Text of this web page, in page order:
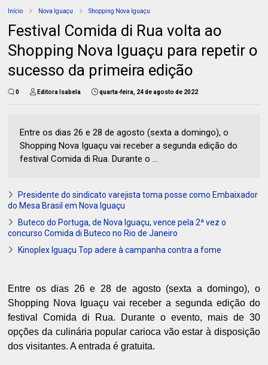
Início Nova Iguaçu Shopping Nova Iguaçu
Festival Comida di Rua volta ao
Shopping Nova Iguaçu para repetir o
sucesso da primeira edição
0 Editora Isabela quarta-feira, 24 de agosto de 2022
Entre os dias 26 e 28 de agosto (sexta a domingo), o
Shopping Nova Iguaçu vai receber a segunda edição do
festival Comida di Rua. Durante o ...
Presidente do sindicato varejista toma posse como Embaixador
do Mesa Brasil em Nova Iguaçu
Buteco do Portuga, de Nova Iguaçu, vence pela 2ª vez o
concurso Comida di Buteco no Rio de Janeiro
Kinoplex Iguaçu Top adere à campanha contra a fome
Entre os dias 26 e 28 de agosto (sexta a domingo), o
Shopping Nova Iguaçu vai receber a segunda edição do
festival Comida di Rua. Durante o evento, mais de 30
opções da culinária popular carioca vão estar à disposição
dos visitantes. A entrada é gratuita.